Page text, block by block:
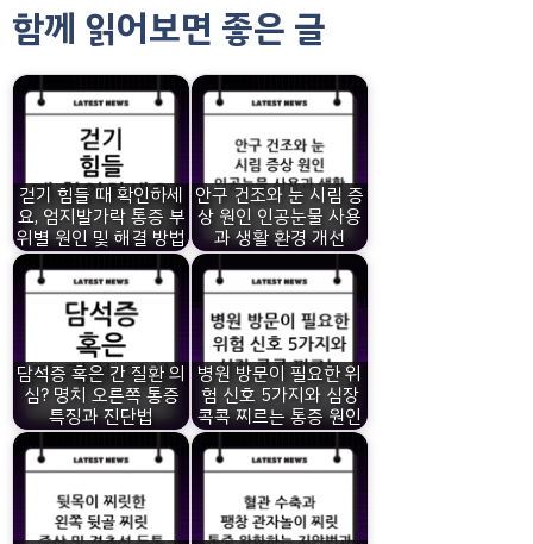
함께 읽어보면 좋은 글
걷기 힘들 때 확인하세
요, 엄지발가락 통증 부
위별 원인 및 해결 방법
안구 건조와 눈 시림 증
상 원인 인공눈물 사용
과 생활 환경 개선
담석증 혹은 간 질환 의
심? 명치 오른쪽 통증
특징과 진단법
병원 방문이 필요한 위
험 신호 5가지와 심장
콕콕 찌르는 통증 원인